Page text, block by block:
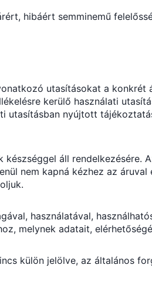
hibáért semminemű
utasításokat a
kerülő használati
utasításban nyújtott
áll rendelkezésére.
nem kapná kézhez az
használatával,
melynek adatait,
külön jelölve, az általános